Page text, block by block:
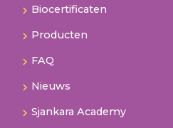
Biocertificaten
Producten
FAQ
Nieuws
Sjankara Academy